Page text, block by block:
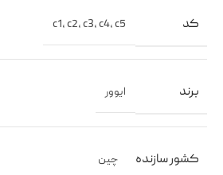
کد c1,c2,c3,c4,c5
برند ایوور
کشور سازنده چین